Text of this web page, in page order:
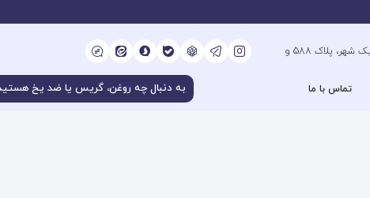
کیلومتر 6 بزرگراه فتح جنوب، جنب دفتر خدمات الکترونیک شهر، پلاک 588 و
تماس با ما